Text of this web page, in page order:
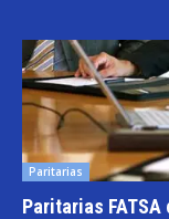
Paritarias
Paritarias